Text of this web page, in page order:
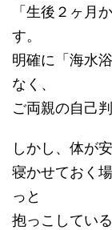
「生後２ヶ月
す。
明確に「海水
なく、
ご両親の自己
しかし、体が
寝かせておく
っと
抱っこしてい